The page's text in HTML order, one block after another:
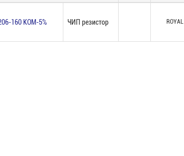
160 КОМ-5% ЧИП резистор